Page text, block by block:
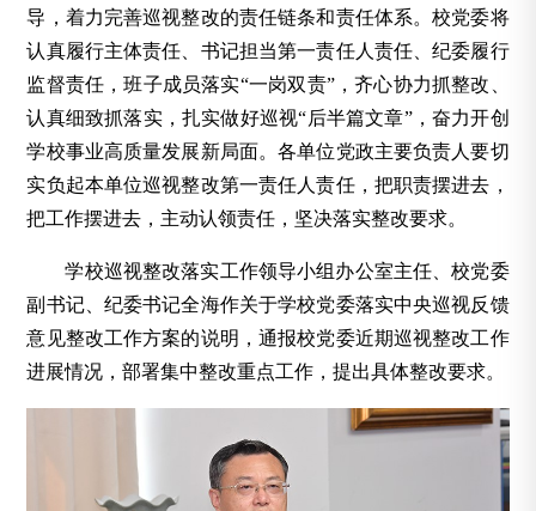
导，着力完善巡视整改的责任链条和责任体系。校党委将
认真履行主体责任、书记担当第一责任人责任、纪委履行
监督责任，班子成员落实“一岗双责”，齐心协力抓整改、
认真细致抓落实，扎实做好巡视“后半篇文章”，奋力开创
学校事业高质量发展新局面。各单位党政主要负责人要切
实负起本单位巡视整改第一责任人责任，把职责摆进去，
把工作摆进去，主动认领责任，坚决落实整改要求。
学校巡视整改落实工作领导小组办公室主任、校党委
副书记、纪委书记全海作关于学校党委落实中央巡视反馈
意见整改工作方案的说明，通报校党委近期巡视整改工作
进展情况，部署集中整改重点工作，提出具体整改要求。